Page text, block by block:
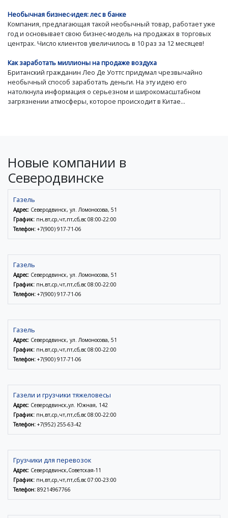
Необычная бизнес-идея: лес в банке
Компания, предлагающая такой необычный товар, работает уже
год и основывает свою бизнес-модель на продажах в торговых
центрах. Число клиентов увеличилось в 10 раз за 12 месяцев!
Как заработать миллионы на продаже воздуха
Британский гражданин Лео Де Уоттс придумал чрезвычайно
необычный способ заработать деньги. На эту идею его
натолкнула информация о серьезном и широкомасштабном
загрязнении атмосферы, которое происходит в Китае...
Новые компании в
Северодвинске
Газель
Адрес: Северодвинск, ул. Ломоносова, 51
График: пн,вт,ср,чт,пт,сб,вс 08:00-22:00
Телефон: +7(900) 917-71-06
Газель
Адрес: Северодвинск, ул. Ломоносова, 51
График: пн,вт,ср,чт,пт,сб,вс 08:00-22:00
Телефон: +7(900) 917-71-06
Газель
Адрес: Северодвинск, ул. Ломоносова, 51
График: пн,вт,ср,чт,пт,сб,вс 08:00-22:00
Телефон: +7(900) 917-71-06
Газели и грузчики тяжеловесы
Адрес: Северодвинск,ул. Южная, 142
График: пн,вт,ср,чт,пт,сб,вс 08:00-22:00
Телефон: +7(952) 255-63-42
Грузчики для перевозок
Адрес: Северодвинск,Советская-11
График: пн,вт,ср,чт,пт,сб,вс 07:00-23:00
Телефон: 89214967766